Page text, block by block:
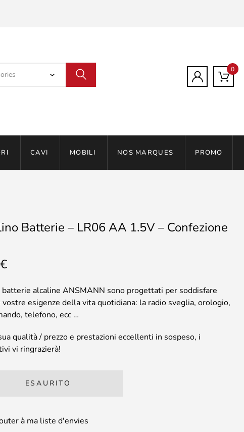
0
CAVI MOBILI NOS MARQUES PROMO
Batterie – LR06 AA 1.5V – Confezione
€
batterie alcaline ANSMANN sono progettati per soddisfare
esigenze della vita quotidiana: la radio sveglia, orologio,
telefono, ecc …
qualità / prezzo e prestazioni eccellenti in sospeso, i
vi ringrazierà!
ESAURITO
à ma liste d'envies